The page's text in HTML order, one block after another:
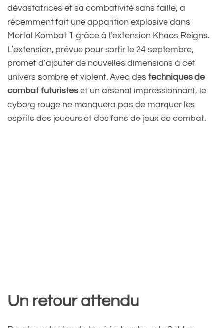
dévastatrices et sa combativité sans faille, a
récemment fait une apparition explosive dans
Mortal Kombat 1 grâce à l’extension Khaos Reigns.
L’extension, prévue pour sortir le 24 septembre,
promet d’ajouter de nouvelles dimensions à cet
univers sombre et violent. Avec des techniques de
combat futuristes et un arsenal impressionnant, le
cyborg rouge ne manquera pas de marquer les
esprits des joueurs et des fans de jeux de combat.
Un retour attendu